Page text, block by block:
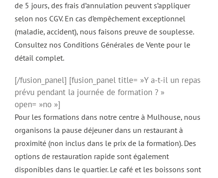
de 5 jours, des frais d’annulation peuvent s’appliquer
selon nos CGV. En cas d’empêchement exceptionnel
(maladie, accident), nous faisons preuve de souplesse.
Consultez nos Conditions Générales de Vente pour le
détail complet.
[/fusion_panel] [fusion_panel title= »Y a-t-il un repas
prévu pendant la journée de formation ? »
open= »no »]
Pour les formations dans notre centre à Mulhouse, nous
organisons la pause déjeuner dans un restaurant à
proximité (non inclus dans le prix de la formation). Des
options de restauration rapide sont également
disponibles dans le quartier. Le café et les boissons sont